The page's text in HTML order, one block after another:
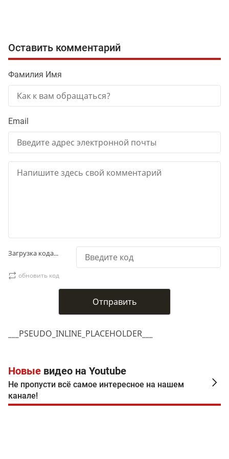
___PSEUDO_INLINE_PLACEHOLDER___
Оставить комментарий
Фамилия Имя
Email
Загрузка кода...
обновить код
Новые видео на Youtube
Не пропусти всё самое интересное на нашем
канале!